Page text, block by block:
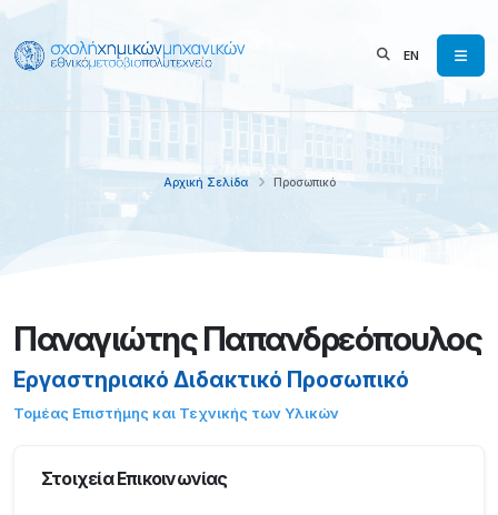
EN
Αρχική Σελίδα Προσωπικό
Παναγιώτης Παπανδρεόπουλος
Εργαστηριακό Διδακτικό Προσωπικό
Τομέας Επιστήμης και Τεχνικής των Υλικών
Στοιχεία Επικοινωνίας